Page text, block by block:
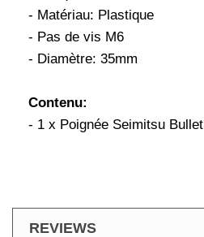
- Matériau: Plastique
- Pas de vis M6
- Diamètre: 35mm
Contenu:
- 1 x Poignée Seimitsu Bullet
REVIEWS